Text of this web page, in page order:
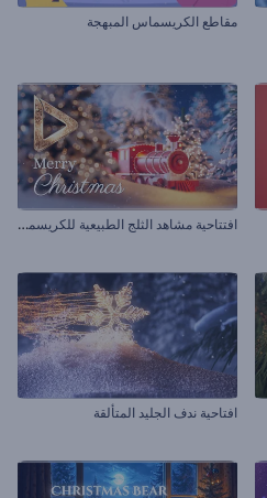
مقاطع الكريسماس المبهجة
ا
فتتاحية مشاهد الثلج الطبيعية للكريسماس
افتاحية ندف الجليد المتألقة